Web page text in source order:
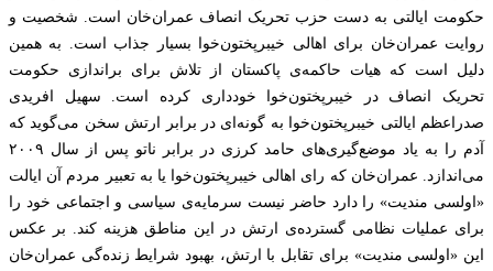
حکومت ایالتی به دست حزب تحریک انصاف عمران‌خان است. شخصیت و
روایت عمران‌خان برای اهالی خیبرپختون‌خوا بسیار جذاب است. به همین
دلیل است که هیات حاکمه‌ی پاکستان از تلاش برای براندازی حکومت
تحریک انصاف در خیبرپختون‌خوا خودداری کرده است. سهیل افریدی
صدراعظم ایالتی خیبرپختون‌خوا به گونه‌ای در برابر ارتش سخن می‌گوید که
آدم را به یاد موضع‌گیری‌های حامد کرزی در برابر ناتو پس از سال ۲۰۰۹
می‌اندازد. عمران‌خان که رای اهالی خیبرپختون‌خوا یا به تعبیر مردم آن ایالت
«اولسی‌ مندیت» را دارد حاضر نیست سرمایه‌ی سیاسی و اجتماعی خود را
برای عملیات نظامی گسترده‌ی ارتش در این مناطق هزینه کند. بر عکس
این «اولسی مندیت» برای تقابل با ارتش، بهبود شرایط زنده‌‌‌‌گی عمران‌خان